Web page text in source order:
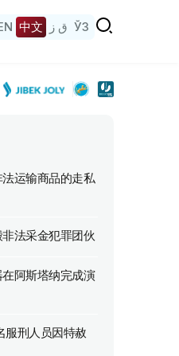
中文 ق ز ЎЗ
运输商品的走私
法采金犯罪团伙
阿斯塔纳完成演
服刑人员因特赦